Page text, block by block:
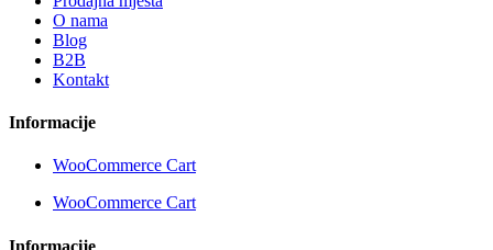
O nama
Blog
B2B
Kontakt
Informacije
WooCommerce Cart
WooCommerce Cart
Informacije